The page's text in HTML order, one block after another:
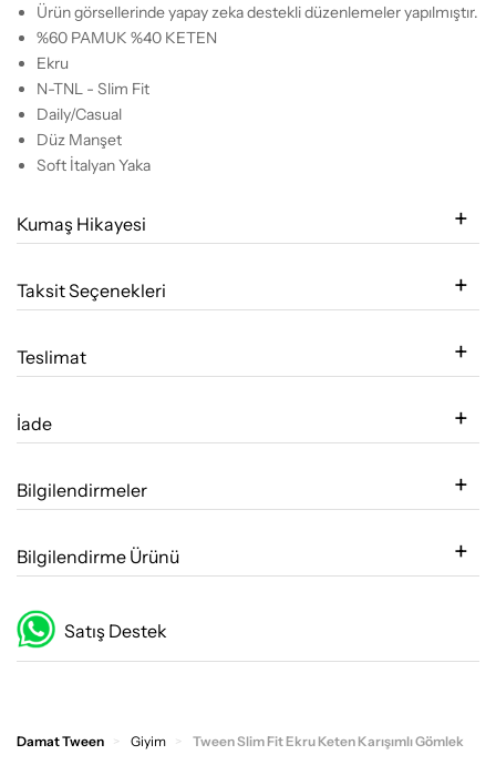
Ürün görsellerinde yapay zeka destekli düzenlemeler yapılmıştır.
%60 PAMUK %40 KETEN
Ekru
N-TNL - Slim Fit
Daily/Casual
Düz Manşet
Soft İtalyan Yaka
Kumaş Hikayesi
Taksit Seçenekleri
Teslimat
İade
Bilgilendirmeler
Bilgilendirme Ürünü
Satış Destek
Damat Tween Giyim Tween Slim Fit Ekru Keten Karışımlı Gömlek